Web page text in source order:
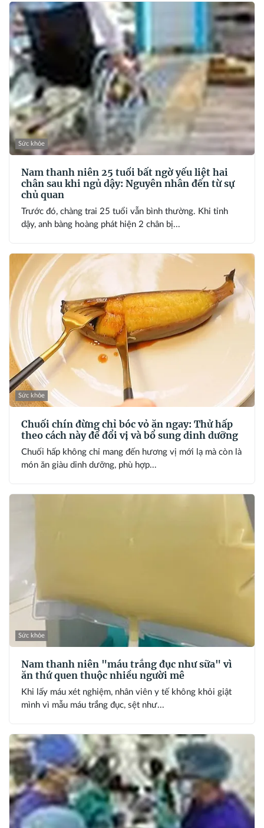
Sức khỏe
Nam thanh niên 25 tuổi bất ngờ yếu liệt hai
chân sau khi ngủ dậy: Nguyên nhân đến từ sự
chủ quan
Trước đó, chàng trai 25 tuổi vẫn bình thường. Khi tỉnh
dậy, anh bàng hoàng phát hiện 2 chân bị...
Sức khỏe
Chuối chín đừng chỉ bóc vỏ ăn ngay: Thử hấp
theo cách này để đổi vị và bổ sung dinh dưỡng
Chuối hấp không chỉ mang đến hương vị mới lạ mà còn là
món ăn giàu dinh dưỡng, phù hợp...
Sức khỏe
Nam thanh niên "máu trắng đục như sữa" vì
ăn thứ quen thuộc nhiều người mê
Khi lấy máu xét nghiệm, nhân viên y tế không khỏi giật
mình vì mẫu máu trắng đục, sệt như...